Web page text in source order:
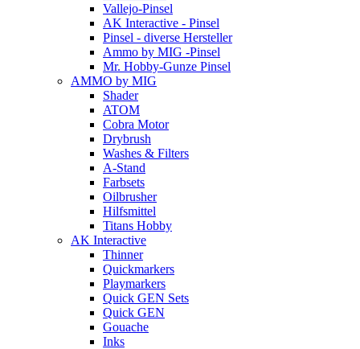
Vallejo-Pinsel
AK Interactive - Pinsel
Pinsel - diverse Hersteller
Ammo by MIG -Pinsel
Mr. Hobby-Gunze Pinsel
AMMO by MIG
Shader
ATOM
Cobra Motor
Drybrush
Washes & Filters
A-Stand
Farbsets
Oilbrusher
Hilfsmittel
Titans Hobby
AK Interactive
Thinner
Quickmarkers
Playmarkers
Quick GEN Sets
Quick GEN
Gouache
Inks